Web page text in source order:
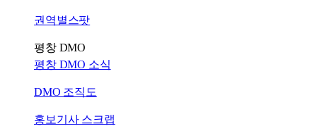
권역별스팟
평창 DMO
평창 DMO 소식
DMO 조직도
홍보기사 스크랩